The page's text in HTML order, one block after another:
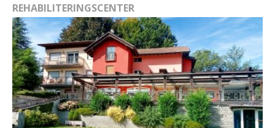
REHABILITERINGSCENTER